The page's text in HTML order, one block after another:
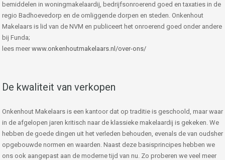
bemiddelen in woningmakelaardij, bedrijfsonroerend goed en taxaties in de
regio Badhoevedorp en de omliggende dorpen en steden. Onkenhout
Makelaars is lid van de NVM en publiceert het onroerend goed onder andere
bij Funda;
lees meer www.onkenhoutmakelaars.nl/over-ons/
De kwaliteit van verkopen
Onkenhout Makelaars is een kantoor dat op traditie is geschoold, maar waar
in de afgelopen jaren kritisch naar de klassieke makelaardij is gekeken. We
hebben de goede dingen uit het verleden behouden, evenals de van oudsher
opgebouwde normen en waarden. Naast deze basisprincipes hebben we
ons ook aangepast aan de moderne tijd van nu. Zo proberen we veel meer